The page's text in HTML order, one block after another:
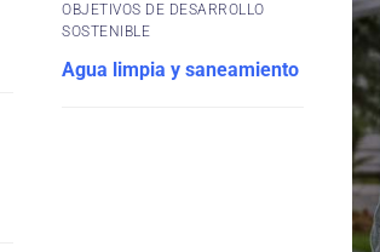
OBJETIVOS DE DESARROLLO
SOSTENIBLE
Agua limpia y saneamiento